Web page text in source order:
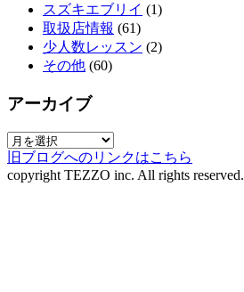
スズキエブリイ (1)
取扱店情報 (61)
少人数レッスン (2)
その他 (60)
アーカイブ
旧ブログへのリンクはこちら
copyright TEZZO inc. All rights reserved.